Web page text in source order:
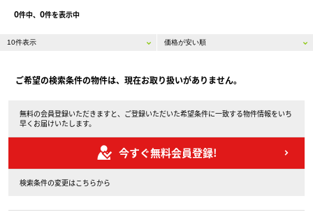
0件中、 0件を表示中
ご希望の検索条件の物件は、現在お取り扱いがありません。
無料の会員登録いただきますと、ご登録いただいた希望条件に一致する物件情報をいち
早くお届けいたします。
今すぐ無料会員登録!
検索条件の変更はこちらから